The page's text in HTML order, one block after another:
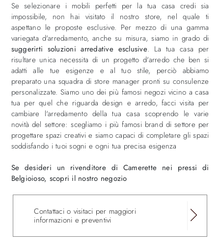
Se selezionare i mobili perfetti per la tua casa credi sia
impossibile, non hai visitato il nostro store, nel quale ti
aspettano le proposte esclusive. Per mezzo di una gamma
variegata d'arredamento, anche su misura, siamo in grado di
suggerirti soluzioni arredative esclusive. La tua casa per
risultare unica necessita di un progetto d'arredo che ben si
adatti alle tue esigenze e al tuo stile, perciò abbiamo
preparato una squadra di store manager pronti su consulenze
personalizzate. Siamo uno dei più famosi negozi vicino a casa
tua per quel che riguarda design e arredo, facci visita per
cambiare l'arredamento della tua casa scoprendo le varie
novità del settore: scegliamo i più famosi brand di settore per
progettare spazi creativi e siamo capaci di completare gli spazi
soddisfando i tuoi sogni e ogni tua precisa esigenza
Se desideri un rivenditore di Camerette nei pressi di
Belgioioso, scopri il nostro negozio
Contattaci o visitaci per maggiori
informazioni e preventivi